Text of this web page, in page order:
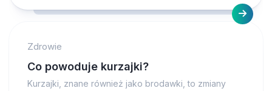
Zdrowie
Co powoduje kurzajki?
Kurzajki, znane również jako brodawki, to zmiany